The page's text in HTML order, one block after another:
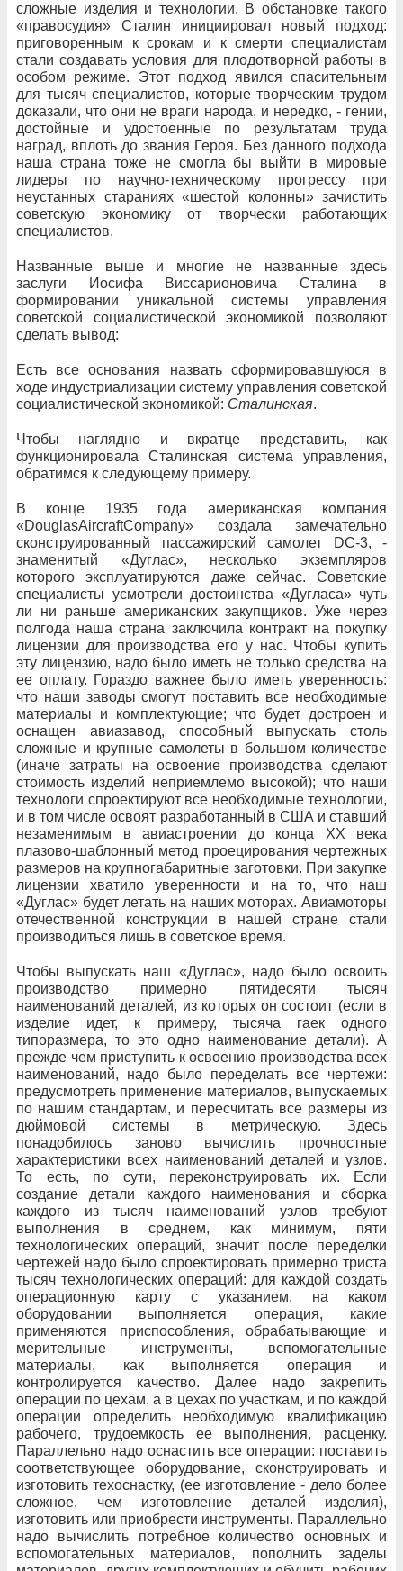
сложные изделия и технологии. В обстановке такого
«правосудия» Сталин инициировал новый подход:
приговоренным к срокам и к смерти специалистам
стали создавать условия для плодотворной работы в
особом режиме. Этот подход явился спасительным
для тысяч специалистов, которые творческим трудом
доказали, что они не враги народа, и нередко, - гении,
достойные и удостоенные по результатам труда
наград, вплоть до звания Героя. Без данного подхода
наша страна тоже не смогла бы выйти в мировые
лидеры по научно-техническому прогрессу при
неустанных стараниях «шестой колонны» зачистить
советскую экономику от творчески работающих
специалистов.
Названные выше и многие не названные здесь
заслуги Иосифа Виссарионовича Сталина в
формировании уникальной системы управления
советской социалистической экономикой позволяют
сделать вывод:
Есть все основания назвать сформировавшуюся в
ходе индустриализации систему управления советской
социалистической экономикой: Сталинская.
Чтобы наглядно и вкратце представить, как
функционировала Сталинская система управления,
обратимся к следующему примеру.
В конце 1935 года американская компания
«DouglasAircraftCompany» создала замечательно
сконструированный пассажирский самолет DC-3, -
знаменитый «Дуглас», несколько экземпляров
которого эксплуатируются даже сейчас. Советские
специалисты усмотрели достоинства «Дугласа» чуть
ли ни раньше американских закупщиков. Уже через
полгода наша страна заключила контракт на покупку
лицензии для производства его у нас. Чтобы купить
эту лицензию, надо было иметь не только средства на
ее оплату. Гораздо важнее было иметь уверенность:
что наши заводы смогут поставить все необходимые
материалы и комплектующие; что будет достроен и
оснащен авиазавод, способный выпускать столь
сложные и крупные самолеты в большом количестве
(иначе затраты на освоение производства сделают
стоимость изделий неприемлемо высокой); что наши
технологи спроектируют все необходимые технологии,
и в том числе освоят разработанный в США и ставший
незаменимым в авиастроении до конца XX века
плазово-шаблонный метод проецирования чертежных
размеров на крупногабаритные заготовки. При закупке
лицензии хватило уверенности и на то, что наш
«Дуглас» будет летать на наших моторах. Авиамоторы
отечественной конструкции в нашей стране стали
производиться лишь в советское время.
Чтобы выпускать наш «Дуглас», надо было освоить
производство примерно пятидесяти тысяч
наименований деталей, из которых он состоит (если в
изделие идет, к примеру, тысяча гаек одного
типоразмера, то это одно наименование детали). А
прежде чем приступить к освоению производства всех
наименований, надо было переделать все чертежи:
предусмотреть применение материалов, выпускаемых
по нашим стандартам, и пересчитать все размеры из
дюймовой системы в метрическую. Здесь
понадобилось заново вычислить прочностные
характеристики всех наименований деталей и узлов.
То есть, по сути, переконструировать их. Если
создание детали каждого наименования и сборка
каждого из тысяч наименований узлов требуют
выполнения в среднем, как минимум, пяти
технологических операций, значит после переделки
чертежей надо было спроектировать примерно триста
тысяч технологических операций: для каждой создать
операционную карту с указанием, на каком
оборудовании выполняется операция, какие
применяются приспособления, обрабатывающие и
мерительные инструменты, вспомогательные
материалы, как выполняется операция и
контролируется качество. Далее надо закрепить
операции по цехам, а в цехах по участкам, и по каждой
операции определить необходимую квалификацию
рабочего, трудоемкость ее выполнения, расценку.
Параллельно надо оснастить все операции: поставить
соответствующее оборудование, сконструировать и
изготовить техоснастку, (ее изготовление - дело более
сложное, чем изготовление деталей изделия),
изготовить или приобрести инструменты. Параллельно
надо вычислить потребное количество основных и
вспомогательных материалов, пополнить заделы